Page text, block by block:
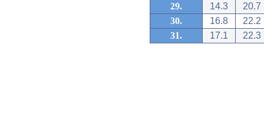
29.
14.3
20.7
30.
16.8
22.2
31.
17.1 22.3